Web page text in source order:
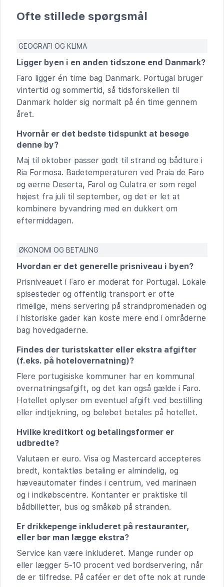
Ofte stillede spørgsmål
GEOGRAFI OG KLIMA
Ligger byen i en anden tidszone end Danmark?
Faro ligger én time bag Danmark. Portugal bruger
vintertid og sommertid, så tidsforskellen til
Danmark holder sig normalt på én time gennem
året.
Hvornår er det bedste tidspunkt at besøge
denne by?
Maj til oktober passer godt til strand og bådture i
Ria Formosa. Badetemperaturen ved Praia de Faro
og øerne Deserta, Farol og Culatra er som regel
højest fra juli til september, og det er let at
kombinere byvandring med en dukkert om
eftermiddagen.
ØKONOMI OG BETALING
Hvordan er det generelle prisniveau i byen?
Prisniveauet i Faro er moderat for Portugal. Lokale
spisesteder og offentlig transport er ofte
rimelige, mens servering på strandpromenaden og
i historiske gader kan koste mere end i områderne
bag hovedgaderne.
Findes der turistskatter eller ekstra afgifter
(f.eks. på hotelovernatning)?
Flere portugisiske kommuner har en kommunal
overnatningsafgift, og det kan også gælde i Faro.
Hotellet oplyser om eventuel afgift ved bestilling
eller indtjekning, og beløbet betales på hotellet.
Hvilke kreditkort og betalingsformer er
udbredte?
Valutaen er euro. Visa og Mastercard accepteres
bredt, kontaktløs betaling er almindelig, og
hæveautomater findes i centrum, ved marinaen
og i indkøbscentre. Kontanter er praktiske til
bådbilletter, bus og småkøb på stranden.
Er drikkepenge inkluderet på restauranter,
eller bør man lægge ekstra?
Service kan være inkluderet. Mange runder op
eller lægger 5-10 procent ved bordservering, når
de er tilfredse. På caféer er det ofte nok at runde